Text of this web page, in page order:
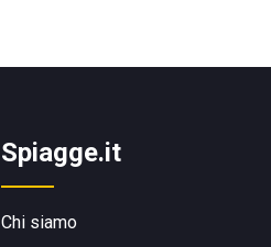
Spiagge.it
Chi siamo